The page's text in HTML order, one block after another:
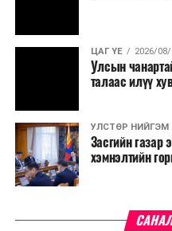
ЦАГ ҮЕ 2026/08/
Улсын
талаас илүү
УЛСТӨР НИЙГЭМ
Засгийн газар
хэмнэлтийн